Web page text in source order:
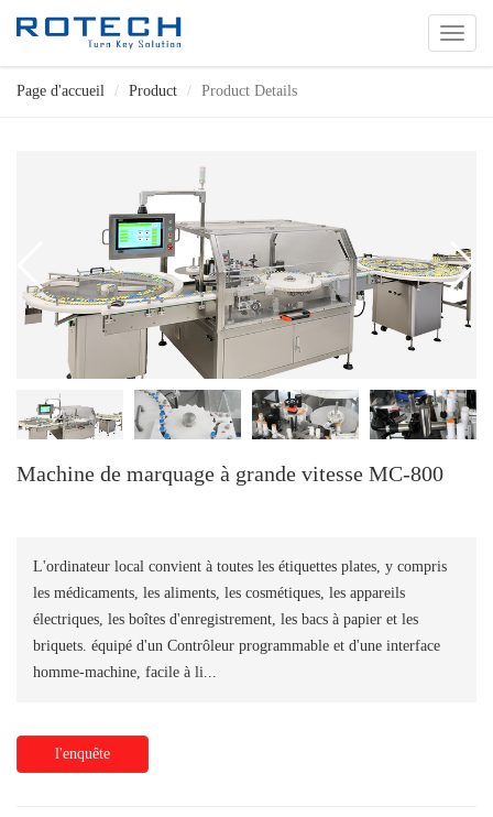
切
换
Page d'accueil Product Product Details
Machine de marquage à grande vitesse MC-800
L'ordinateur local convient à toutes les étiquettes plates, y compris
les médicaments, les aliments, les cosmétiques, les appareils
électriques, les boîtes d'enregistrement, les bacs à papier et les
briquets. équipé d'un Contrôleur programmable et d'une interface
homme-machine, facile à li...
l'enquête